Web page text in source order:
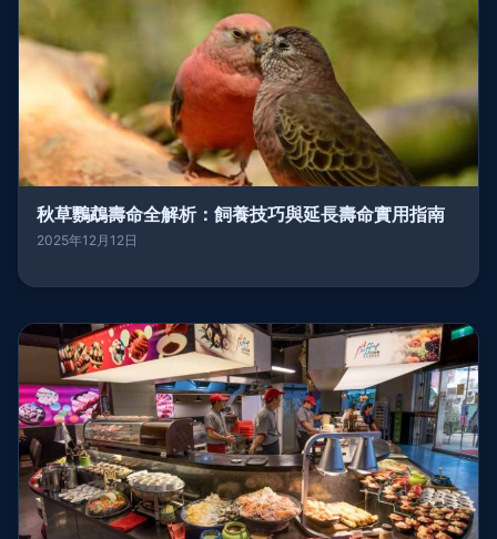
秋草鸚鵡壽命全解析：飼養技巧與延長壽命實用指南
2025年12月12日